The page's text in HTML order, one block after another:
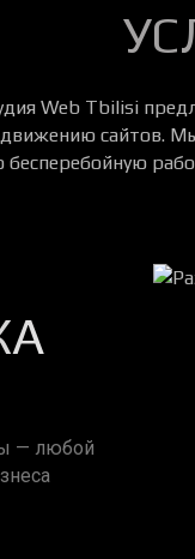
Web Tbilisi
сайтов.
бесперебойную
— любой